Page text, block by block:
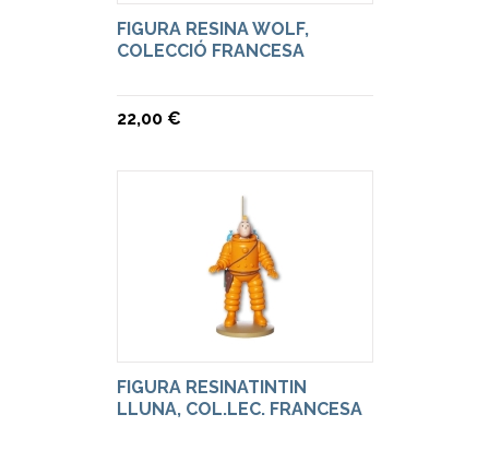
FIGURA RESINA WOLF,
COLECCIÓ FRANCESA
22,00 €
FIGURA RESINATINTIN
LLUNA, COL.LEC. FRANCESA